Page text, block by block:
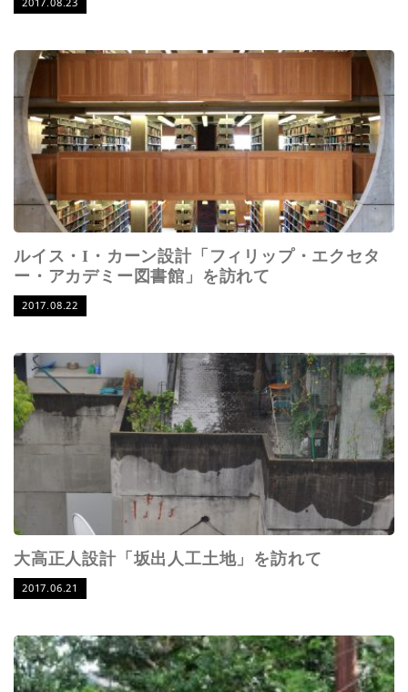
ルイス・I・カーン設計「フィリップ・エクセタ
ー・アカデミー図書館」を訪れて
2017.08.22
大高正人設計「坂出人工土地」を訪れて
2017.06.21